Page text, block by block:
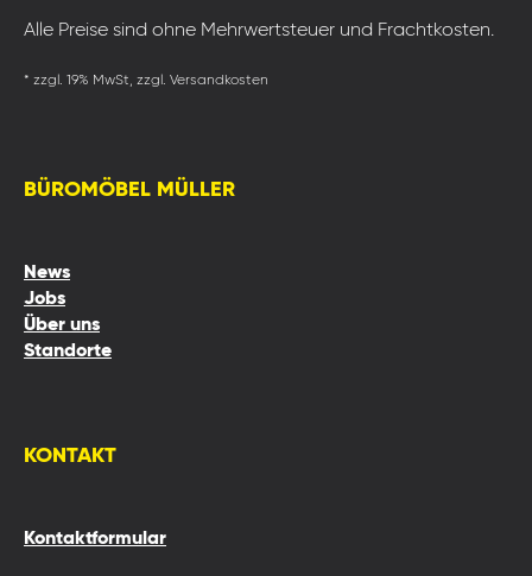
Alle Preise sind ohne Mehrwertsteuer und Frachtkosten.
* zzgl. 19% MwSt, zzgl. Versandkosten
BÜROMÖBEL MÜLLER
News
Jobs
Über uns
Standorte
KONTAKT
Kontaktformular